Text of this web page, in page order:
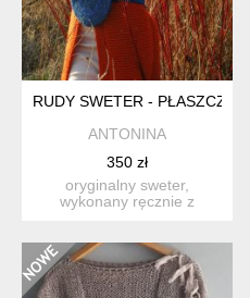
RUDY SWETER - PŁASZCZ S/M
ANTONINA
350 zł
oryginalny sweter,
wykonany ręcznie z